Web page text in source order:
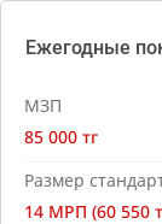
Ежегодные
МЗП
85 000 тг
Размер
14 МРП (60 550